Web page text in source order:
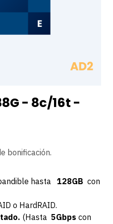
- 8c/16t -
bonificación.
hasta 128GB con
o HardRAID.
(Hasta 5Gbps con